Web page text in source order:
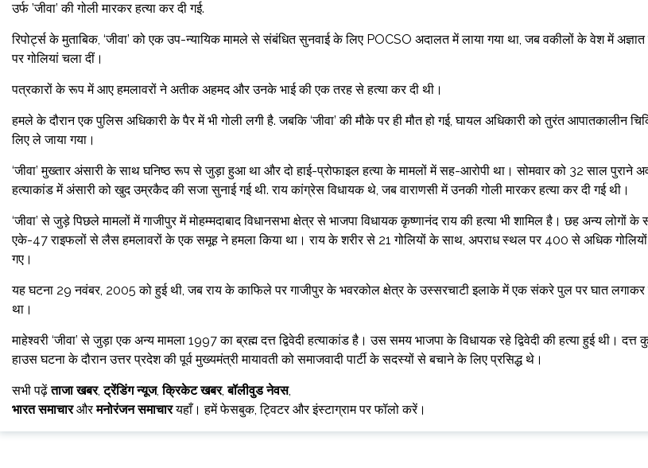
उर्फ ​​’जीवा’ की गोली मारकर हत्या कर दी गई.
रिपोर्ट्स के मुताबिक, ‘जीवा’ को एक उप-न्यायिक मामले से संबंधित सुनवाई के लिए POCSO अदालत में लाया गया था, जब वकीलों के वेश में
पर गोलियां चला दीं।
पत्रकारों के रूप में आए हमलावरों ने अतीक अहमद और उनके भाई की एक तरह से हत्या कर दी थी।
हमले के दौरान एक पुलिस अधिकारी के पैर में भी गोली लगी है. जबकि ‘जीवा’ की मौके पर ही मौत हो गई, घायल अधिकारी को तुरंत आपातकालीन
लिए ले जाया गया।
‘जीवा’ मुख्तार अंसारी के साथ घनिष्ठ रूप से जुड़ा हुआ था और दो हाई-प्रोफाइल हत्या के मामलों में सह-आरोपी था। सोमवार को 32 साल पुराने
हत्याकांड में अंसारी को खुद उम्रकैद की सजा सुनाई गई थी. राय कांग्रेस विधायक थे, जब वाराणसी में उनकी गोली मारकर हत्या कर दी गई थी।
‘जीवा’ से जुड़े पिछले मामलों में गाजीपुर में मोहम्मदाबाद विधानसभा क्षेत्र से भाजपा विधायक कृष्णानंद राय की हत्या भी शामिल है। छह अन्य लोगों के
एके-47 राइफलों से लैस हमलावरों के एक समूह ने हमला किया था। राय के शरीर से 21 गोलियों के साथ, अपराध स्थल पर 400 से अधिक
गए।
यह घटना 29 नवंबर, 2005 को हुई थी, जब राय के काफिले पर गाजीपुर के भवरकोल क्षेत्र के उस्सरचाटी इलाके में एक संकरे पुल पर घात लगाकर
था।
माहेश्वरी ‘जीवा’ से जुड़ा एक अन्य मामला 1997 का ब्रह्म दत्त द्विवेदी हत्याकांड है। उस समय भाजपा के विधायक रहे द्विवेदी की हत्या हुई थी। दत्त
हाउस घटना के दौरान उत्तर प्रदेश की पूर्व मुख्यमंत्री मायावती को समाजवादी पार्टी के सदस्यों से बचाने के लिए प्रसिद्ध थे।
सभी पढ़ेंताजा खबर,ट्रेंडिंग न्यूज,क्रिकेट खबर,बॉलीवुड नेवस,
भारत समाचारऔरमनोरंजन समाचारयहाँ। हमें फेसबुक, ट्विटर और इंस्टाग्राम पर फॉलो करें।